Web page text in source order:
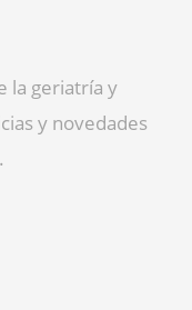
la geriatría y
y novedades